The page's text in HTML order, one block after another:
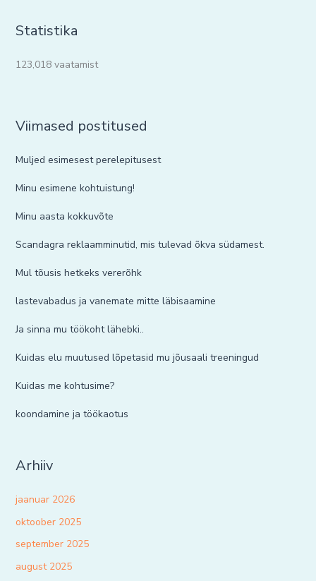
Statistika
123,018 vaatamist
Viimased postitused
Muljed esimesest perelepitusest
Minu esimene kohtuistung!
Minu aasta kokkuvõte
Scandagra reklaamminutid, mis tulevad õkva südamest.
Mul tõusis hetkeks vererõhk
lastevabadus ja vanemate mitte läbisaamine
Ja sinna mu töökoht lähebki..
Kuidas elu muutused lõpetasid mu jõusaali treeningud
Kuidas me kohtusime?
koondamine ja töökaotus
Arhiiv
jaanuar 2026
oktoober 2025
september 2025
august 2025